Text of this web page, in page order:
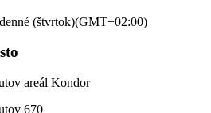
(štvrtok)(GMT+02:00)
areál Kondor
670